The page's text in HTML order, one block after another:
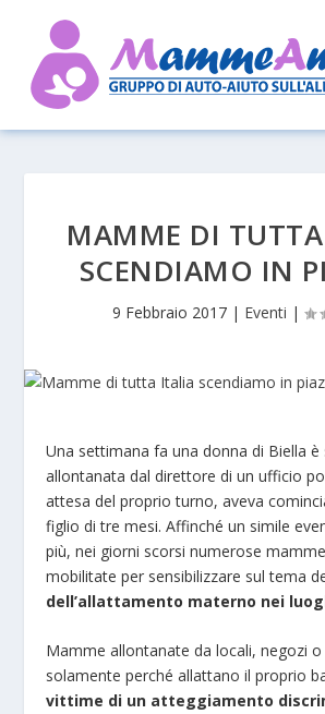
MAMME DI
SCENDIAMO IN
9 Febbraio 2017 | Eventi |
Una settimana fa una donna di Biella è
allontanata dal direttore di un ufficio
attesa del proprio turno, aveva
figlio di tre mesi. Affinché un simile
più, nei giorni scorsi numerose
mobilitate per sensibilizzare sul tema
dell’allattamento materno nei
Mamme allontanate da locali, negozi o
solamente perché allattano il proprio
vittime di un atteggiamento